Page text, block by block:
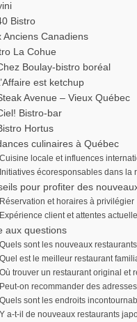
Bistro
Anciens Canadiens
La Cohue
Boulay-bistro boréal
est ketchup
Avenue – Vieux Québec
Bistro-bar
Hortus
culinaires à Québec
Cuisine locale et influences
Initiatives écoresponsables dans la
pour profiter des
Réservation et horaires à privilégier
Expérience client et attentes
aux questions
Quels sont les nouveaux
Quel est le meilleur restaurant
Où trouver un restaurant original et
Peut-on recommander des
Quels sont les endroits
Y a-t-il de nouveaux restaurants